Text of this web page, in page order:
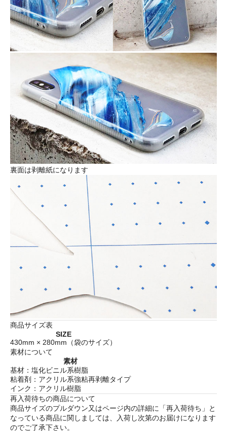
裏面は剥離紙になります
商品サイズ表
SIZE
430mm × 280mm（袋のサイズ）
素材について
素材
基材：塩化ビニル系樹脂
粘着剤：アクリル系強粘再剥離タイプ
インク：アクリル樹脂
再入荷待ちの商品について
商品サイズのプルダウン又はページ内の詳細に「再入荷待ち 」と
なっている商品に関しましては、入荷し次第のお届けになります
のでご了承下さい。